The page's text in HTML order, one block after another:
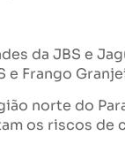
da JBS e
e Frango
norte do
os riscos de